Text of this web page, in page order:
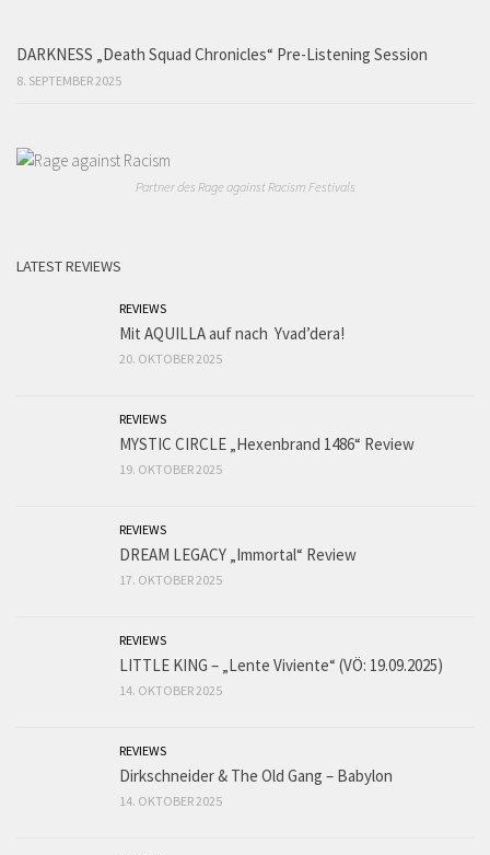
DARKNESS „Death Squad Chronicles“ Pre-Listening Session
8. SEPTEMBER 2025
Partner des Rage against Racism Festivals
LATEST REVIEWS
REVIEWS
Mit AQUILLA auf nach Yvad’dera!
20. OKTOBER 2025
REVIEWS
MYSTIC CIRCLE „Hexenbrand 1486“ Review
19. OKTOBER 2025
REVIEWS
DREAM LEGACY „Immortal“ Review
17. OKTOBER 2025
REVIEWS
LITTLE KING – „Lente Viviente“ (VÖ: 19.09.2025)
14. OKTOBER 2025
REVIEWS
Dirkschneider & The Old Gang – Babylon
14. OKTOBER 2025